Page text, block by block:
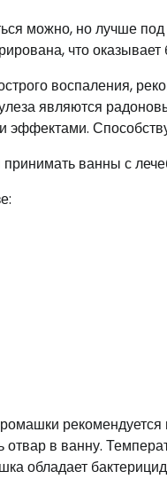
можно, но лучше
что
воспаления,
являются
ванны с
рекомендуется
в ванну.
обладает